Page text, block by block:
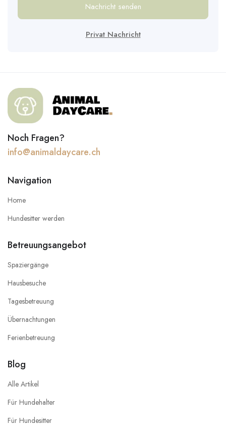
Nachricht senden
Privat Nachricht
Noch Fragen?
info@animaldaycare.ch
Navigation
Home
Hundesitter werden
Betreuungsangebot
Spaziergänge
Hausbesuche
Tagesbetreuung
Übernachtungen
Ferienbetreuung
Blog
Alle Artikel
Für Hundehalter
Für Hundesitter